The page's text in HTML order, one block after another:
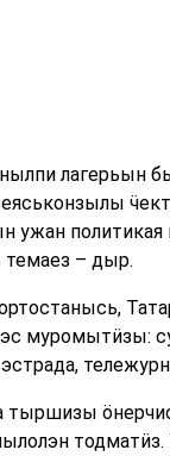
лагерьын
ужан
темаез – дыр.
муромытӥзы:
тыршизы